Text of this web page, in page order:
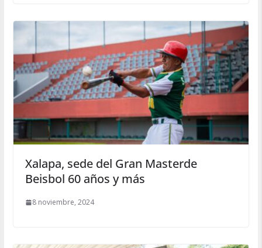
Xalapa, sede del Gran Masterde
Beisbol 60 años y más
8 noviembre, 2024